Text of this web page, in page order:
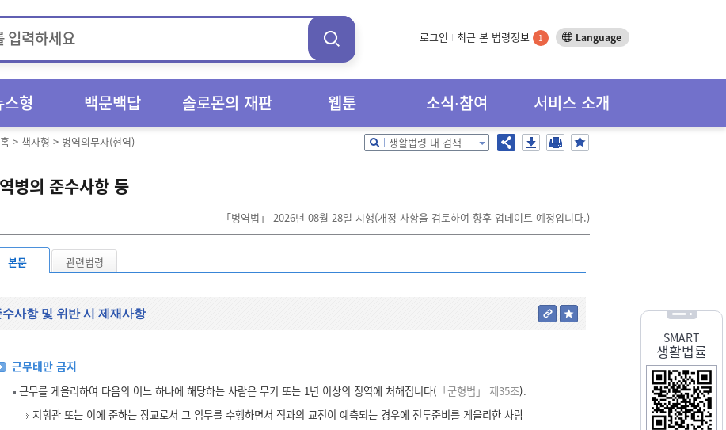
로그인 최근 본 법령정보 1 Language
형 백문백답 솔로몬의 재판 웹툰 소식∙참여 서비스 소개
SMART
생활법률
홈 > 책자형 > 병역의무자(현역) 생활법령 내 검색
병의 준수사항 등
「병역법」 2026년 08월 28일 시행(개정 사항을 검토하여 향후 업데이트 예정입니다.)
본문 관련법령
수사항 및 위반 시 제재사항
근무태만 금지
근무를 게을리하여 다음의 어느 하나에 해당하는 사람은 무기 또는 1년 이상의 징역에 처해집니다( 「군형법」 제35조).
지휘관 또는 이에 준하는 장교로서 그 임무를 수행하면서 적과의 교전이 예측되는 경우에 전투준비를 게을리한 사람